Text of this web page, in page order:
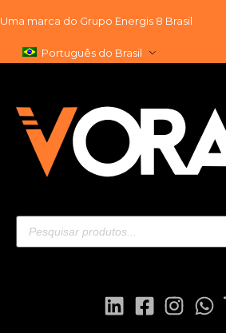
para
Uma marca do Grupo Energis 8 Brasil
Português do Brasil